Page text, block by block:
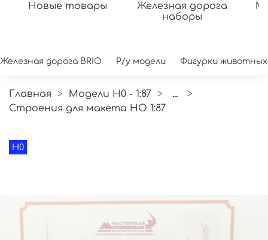
Новые товары
Железная дорога
наборы
Железная дорога BRIO Р/у модели Фигурки животных
Главная Модели H0 - 1:87
...
Строения для макета HO 1:87
H0